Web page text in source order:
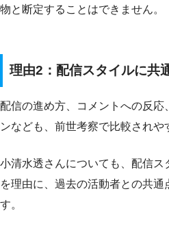
物と断定することはできません。
理由2：配信スタイルに共
配信の進め方、コメントへの反応
ンなども、前世考察で比較されや
小清水透さんについても、配信
を理由に、過去の活動者との共通
す。